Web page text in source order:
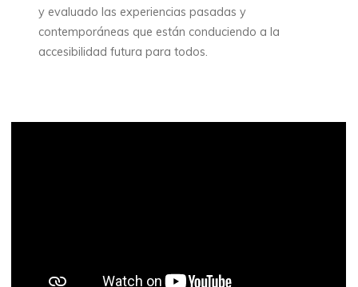
y evaluado las experiencias pasadas y
contemporáneas que están conduciendo a la
accesibilidad futura para todos.